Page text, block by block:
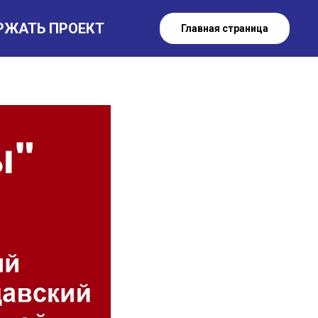
ПРОЕКТ Главная страница
в